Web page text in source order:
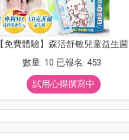
【免費體驗】森活舒敏兒童益生菌
數量: 10 已報名: 453
試用心得撰寫中